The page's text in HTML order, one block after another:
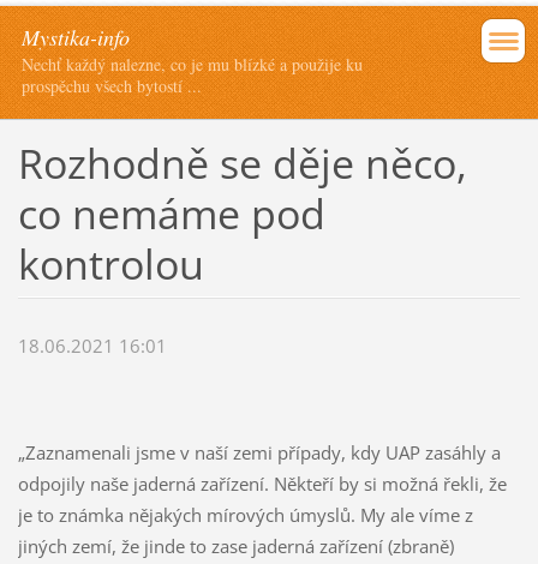
Mystika-info
Nechť každý nalezne, co je mu blízké a použije ku
prospěchu všech bytostí ...
Rozhodně se děje něco,
co nemáme pod
kontrolou
18.06.2021 16:01
„Zaznamenali jsme v naší zemi případy, kdy UAP zasáhly a
odpojily naše jaderná zařízení. Někteří by si možná řekli, že
je to známka nějakých mírových úmyslů. My ale víme z
jiných zemí, že jinde to zase jaderná zařízení (zbraně)